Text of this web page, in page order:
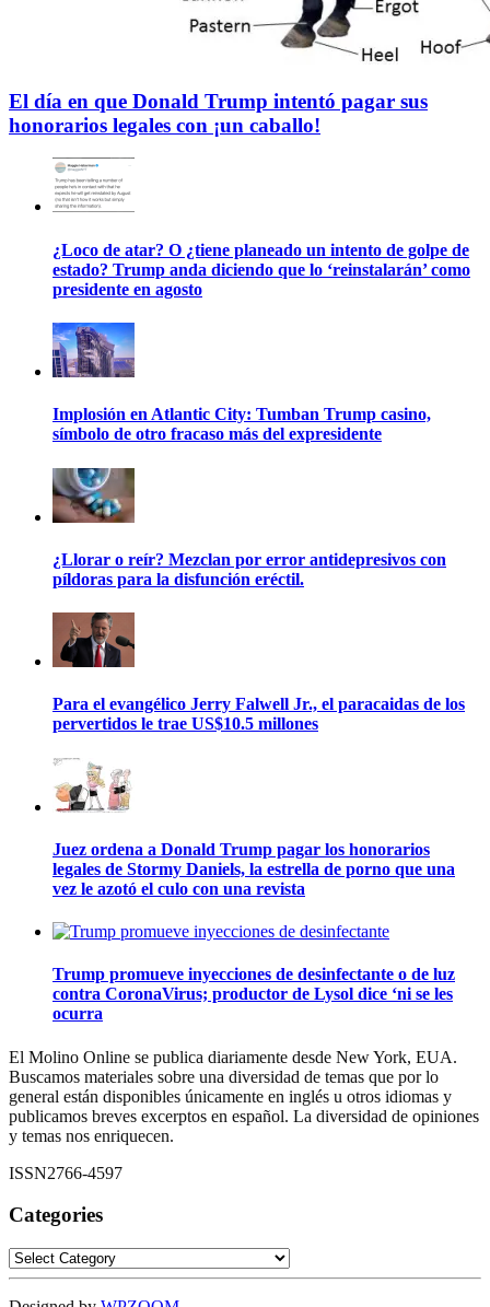
El día en que Donald Trump intentó pagar sus
honorarios legales con ¡un caballo!
¿Loco de atar? O ¿tiene planeado un intento de golpe de
estado? Trump anda diciendo que lo ‘reinstalarán’ como
presidente en agosto
Implosión en Atlantic City: Tumban Trump casino,
símbolo de otro fracaso más del expresidente
¿Llorar o reír? Mezclan por error antidepresivos con
píldoras para la disfunción eréctil.
Para el evangélico Jerry Falwell Jr., el paracaidas de los
pervertidos le trae US$10.5 millones
Juez ordena a Donald Trump pagar los honorarios
legales de Stormy Daniels, la estrella de porno que una
vez le azotó el culo con una revista
Trump promueve inyecciones de desinfectante o de luz
contra CoronaVirus; productor de Lysol dice ‘ni se les
ocurra
El Molino Online se publica diariamente desde New York, EUA.
Buscamos materiales sobre una diversidad de temas que por lo
general están disponibles únicamente en inglés u otros idiomas y
publicamos breves excerptos en español. La diversidad de opiniones
y temas nos enriquecen.
ISSN2766-4597
Categories
Categories